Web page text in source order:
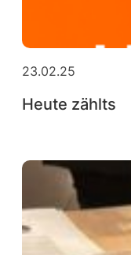
23.02.25
Heute zählts